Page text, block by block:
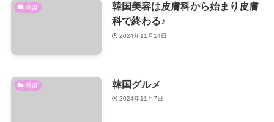
韓国
韓国美容は皮膚科から始まり皮膚
科で終わる♪
2024年11月14日
韓国 韓国グルメ
2024年11月7日